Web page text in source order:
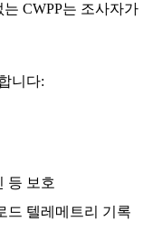
CWPP는 조사자가
니다:
등 보호
드 텔레메트리 기록